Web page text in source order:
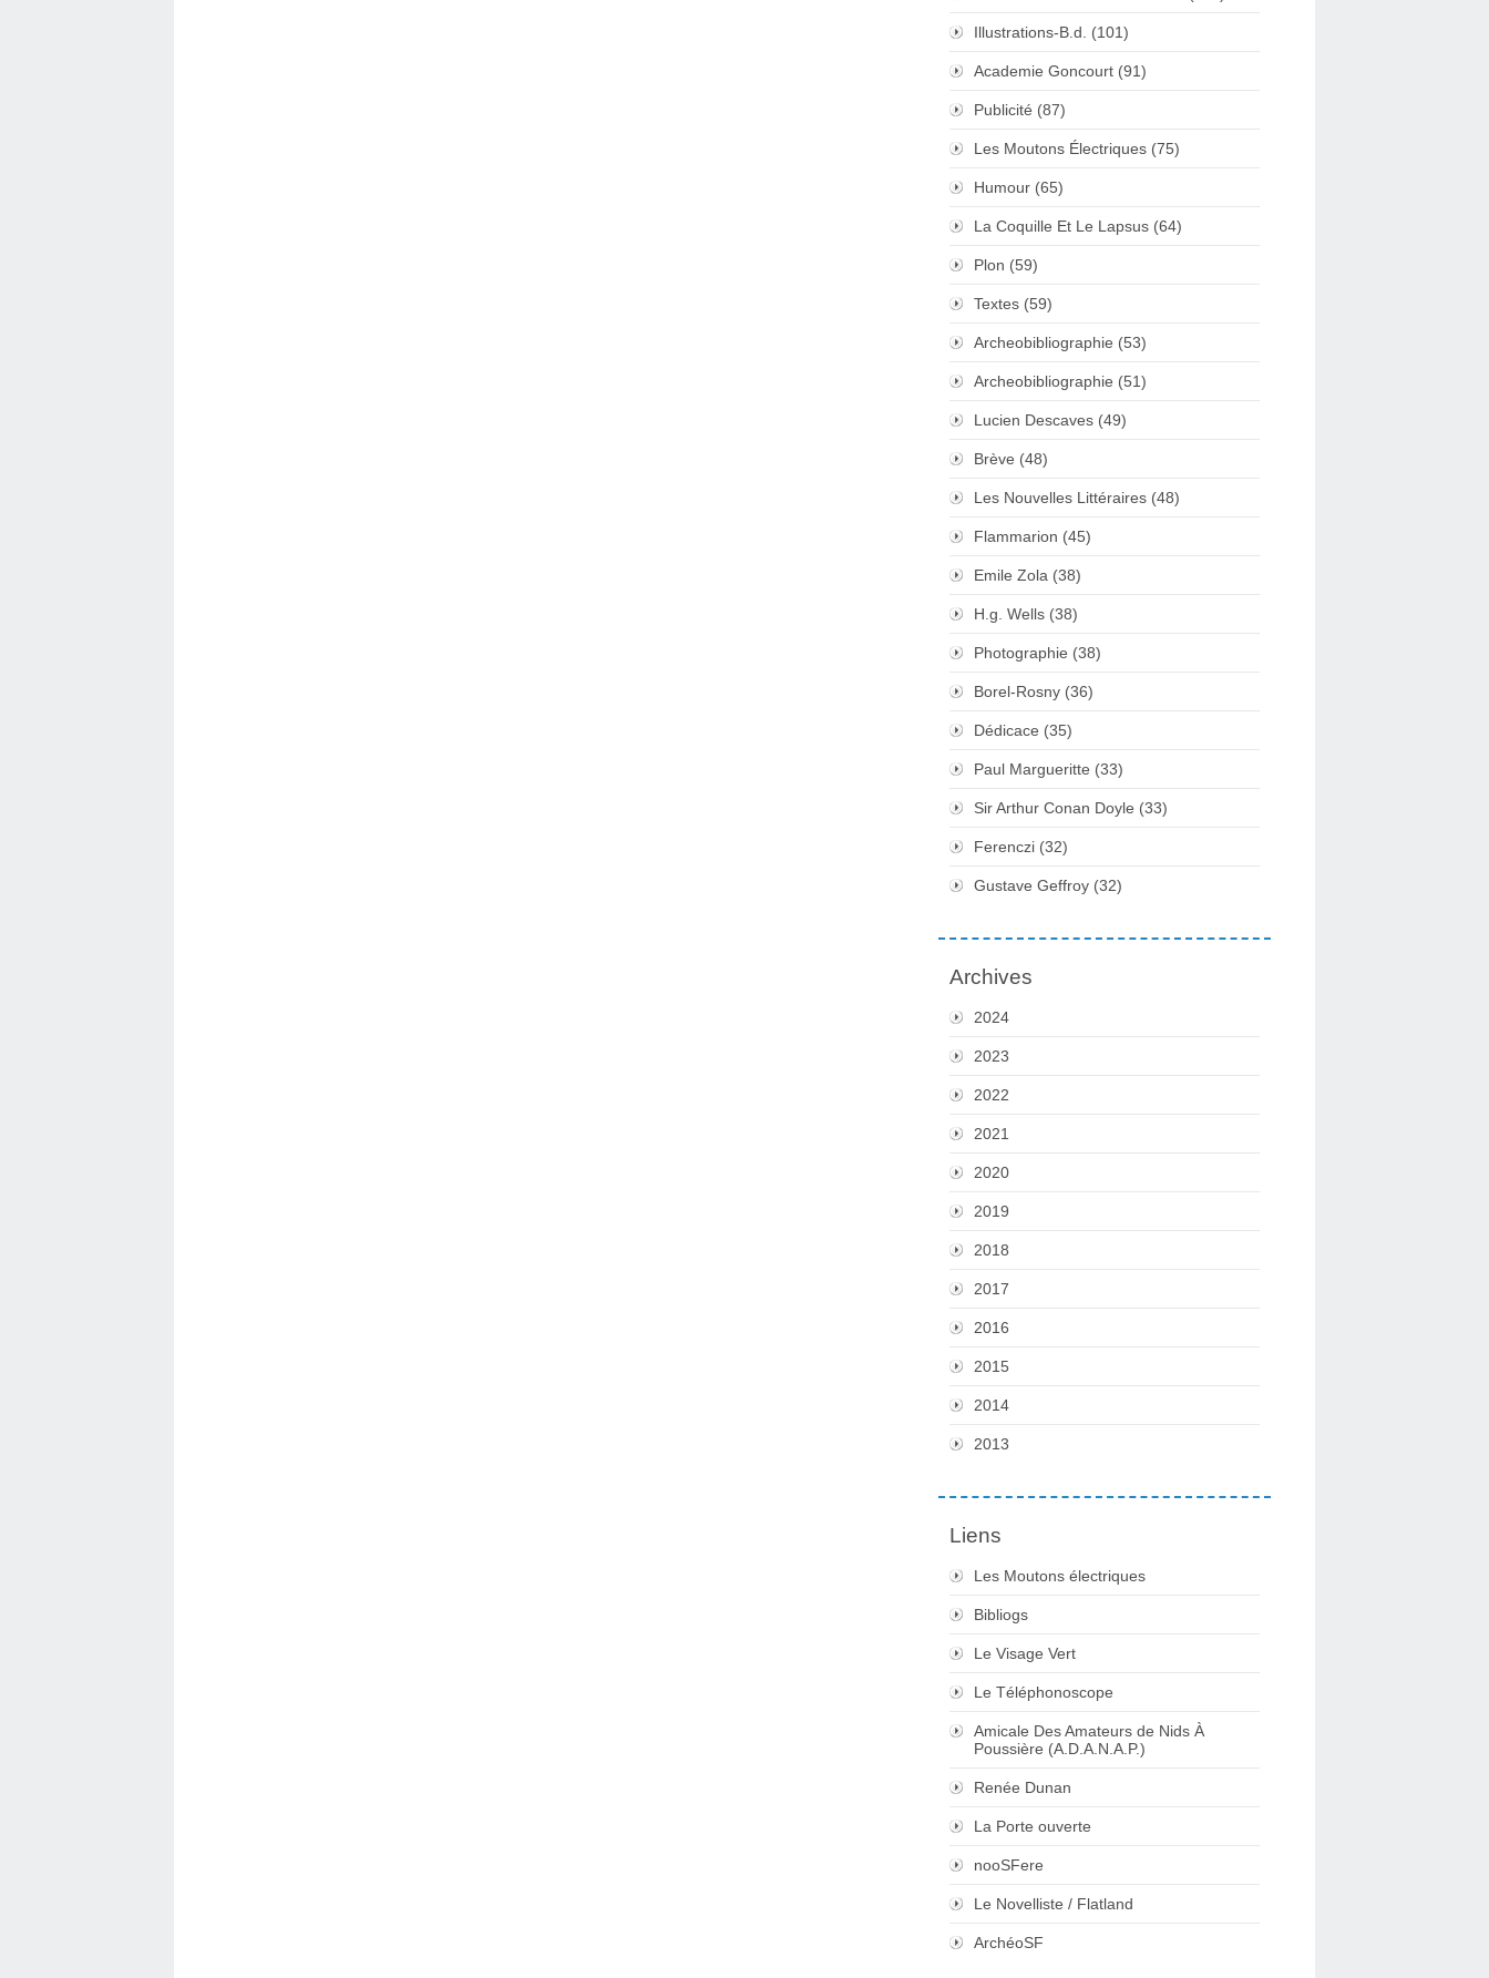
Illustrations-B.d. (101)
Academie Goncourt (91)
Publicité (87)
Les Moutons Électriques (75)
Humour (65)
La Coquille Et Le Lapsus (64)
Plon (59)
Textes (59)
Archeobibliographie (53)
Archeobibliographie (51)
Lucien Descaves (49)
Brève (48)
Les Nouvelles Littéraires (48)
Flammarion (45)
Emile Zola (38)
H.g. Wells (38)
Photographie (38)
Borel-Rosny (36)
Dédicace (35)
Paul Margueritte (33)
Sir Arthur Conan Doyle (33)
Ferenczi (32)
Gustave Geffroy (32)
Archives
2024
2023
2022
2021
2020
2019
2018
2017
2016
2015
2014
2013
Liens
Les Moutons électriques
Bibliogs
Le Visage Vert
Le Téléphonoscope
Amicale Des Amateurs de Nids À
Poussière (A.D.A.N.A.P.)
Renée Dunan
La Porte ouverte
nooSFere
Le Novelliste / Flatland
ArchéoSF